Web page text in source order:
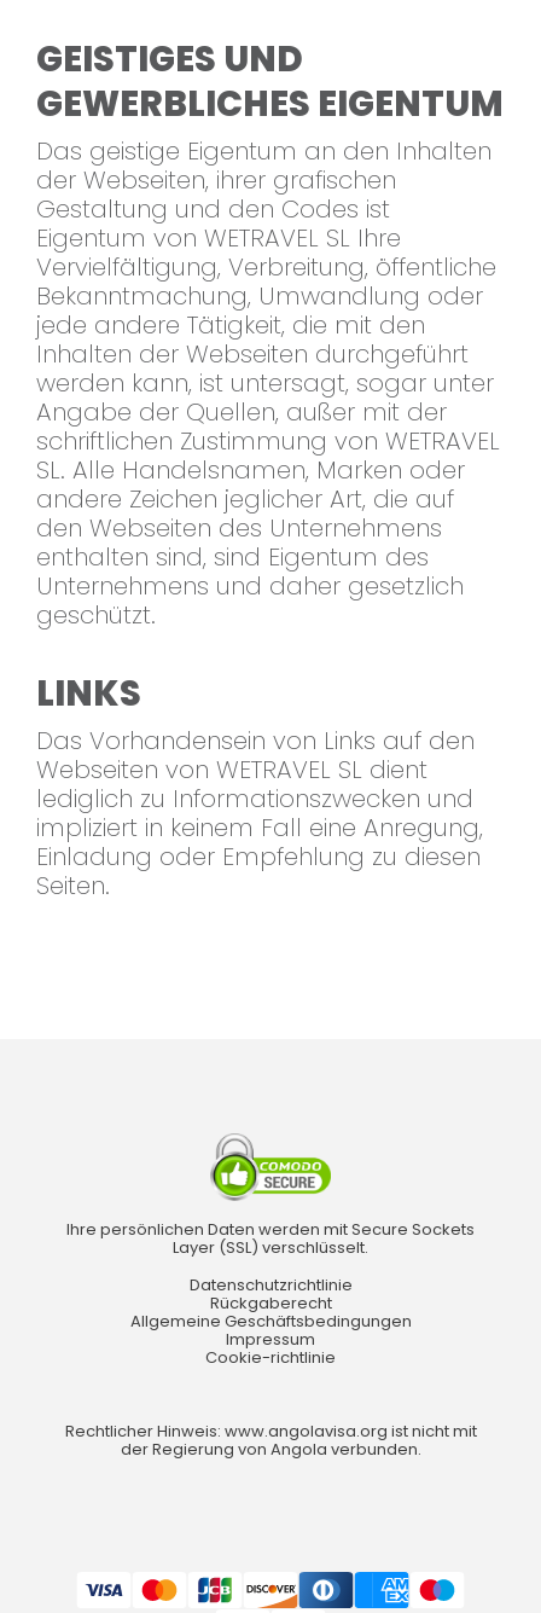
GEISTIGES UND
GEWERBLICHES EIGENTUM
Das geistige Eigentum an den Inhalten
der Webseiten, ihrer grafischen
Gestaltung und den Codes ist
Eigentum von WETRAVEL SL Ihre
Vervielfältigung, Verbreitung, öffentliche
Bekanntmachung, Umwandlung oder
jede andere Tätigkeit, die mit den
Inhalten der Webseiten durchgeführt
werden kann, ist untersagt, sogar unter
Angabe der Quellen, außer mit der
schriftlichen Zustimmung von WETRAVEL
SL. Alle Handelsnamen, Marken oder
andere Zeichen jeglicher Art, die auf
den Webseiten des Unternehmens
enthalten sind, sind Eigentum des
Unternehmens und daher gesetzlich
geschützt.
LINKS
Das Vorhandensein von Links auf den
Webseiten von WETRAVEL SL dient
lediglich zu Informationszwecken und
impliziert in keinem Fall eine Anregung,
Einladung oder Empfehlung zu diesen
Seiten.
Ihre persönlichen Daten werden mit Secure Sockets
Layer (SSL) verschlüsselt.
Datenschutzrichtlinie
Rückgaberecht
Allgemeine Geschäftsbedingungen
Impressum
Cookie-richtlinie
Rechtlicher Hinweis: www.angolavisa.org ist nicht mit
der Regierung von Angola verbunden.